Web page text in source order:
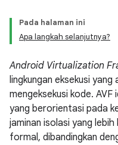
Pada halaman ini
Apa langkah selanjutnya?
Android Virtualization
lingkungan eksekusi
mengeksekusi kode. AVF
yang berorientasi pada
jaminan isolasi yang
formal, dibandingkan